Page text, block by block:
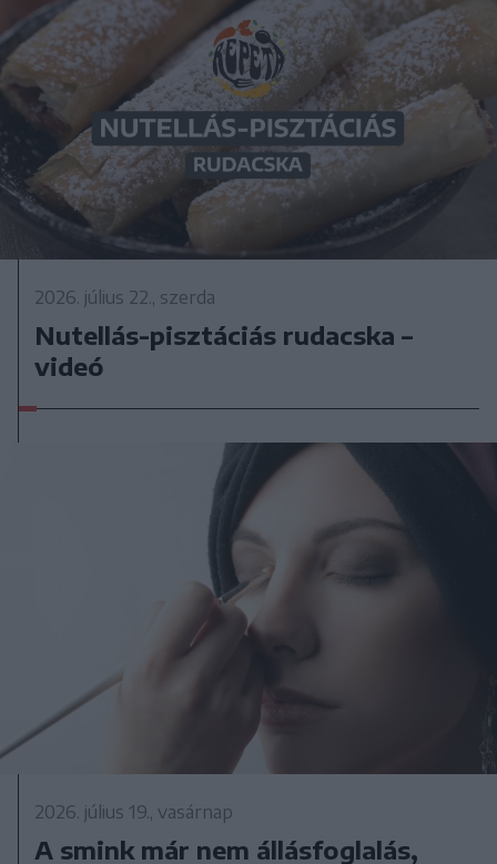
2026. július 22., szerda
Nutellás-pisztáciás rudacska –
videó
2026. július 19., vasárnap
A smink már nem állásfoglalás,